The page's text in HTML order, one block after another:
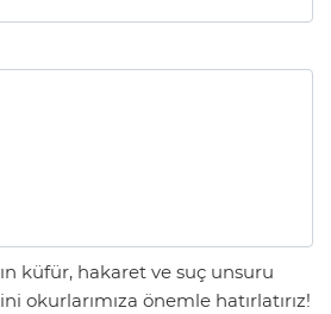
küfür, hakaret ve suç unsuru
okurlarımıza önemle hatırlatırız!